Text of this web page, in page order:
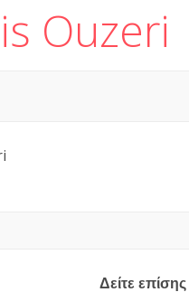
Ouzeri
Δείτε επίσης